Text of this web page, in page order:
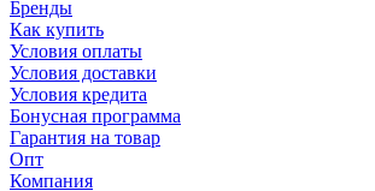
Бренды
Как купить
Условия оплаты
Условия доставки
Условия кредита
Бонусная программа
Гарантия на товар
Опт
Компания